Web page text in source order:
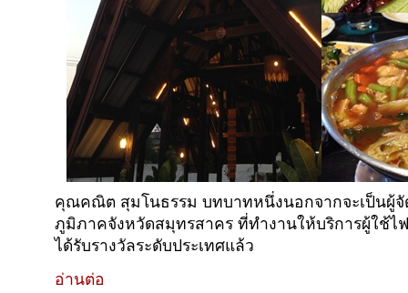
คุณคณิต สุมโนธรรม บทบาทหนึ่งนอกจากจะเป็นผู้จั
ภูมิภาคจังหวัดสมุทรสาคร ที่ทำงานให้บริการผู้ใช้ไ
ได้รับรางวัลระดับประเทศแล้ว
อ่านต่อ